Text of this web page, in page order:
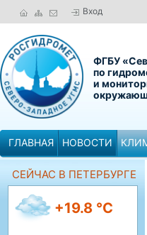
Вход
ФГБУ
по
и
ГЛАВНАЯ НОВОСТИ
СЕЙЧАС В ПЕТЕРБУРГЕ
+19.8 °C